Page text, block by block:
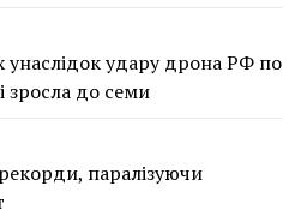
унаслідок удару дрона РФ по
зросла до семи
паралізуючи